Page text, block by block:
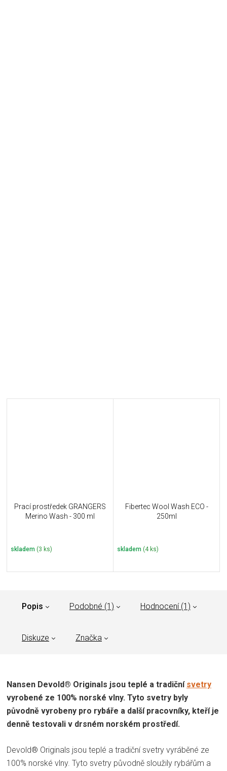
Prací prostředek GRANGERS
Merino Wash - 300 ml
skladem (3 ks)
Fibertec Wool Wash ECO -
250ml
skladem (4 ks)
Popis Podobné (1) Hodnocení (1)
Diskuze Značka
Nansen Devold® Originals jsou teplé a tradiční svetry
vyrobené ze 100% norské vlny. Tyto svetry byly
původně vyrobeny pro rybáře a další pracovníky, kteří je
denně testovali v drsném norském prostředí.
Devold® Originals jsou teplé a tradiční svetry vyráběné ze
100% norské vlny. Tyto svetry původně sloužily rybářům a